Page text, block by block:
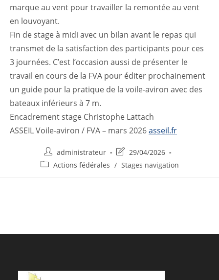
marque au vent pour travailler la remontée au vent
en louvoyant.
Fin de stage à midi avec un bilan avant le repas qui
transmet de la satisfaction des participants pour ces
3 journées. C’est l’occasion aussi de présenter le
travail en cours de la FVA pour éditer prochainement
un guide pour la pratique de la voile-aviron avec des
bateaux inférieurs à 7 m.
Encadrement stage Christophe Lattach
ASSEIL Voile-aviron / FVA – mars 2026asseil.fr
Auteur/autrice
de
administrateur
Post
last
29/04/2026
PostActions fédérales / Stages navigation